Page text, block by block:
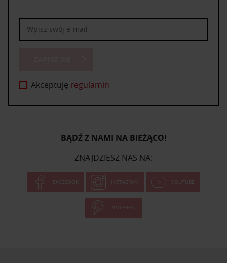
Akceptuję regulamin
BĄDŹ Z NAMI NA BIEŻĄCO!
ZNAJDZIESZ NAS NA:
FACEBOOK INSTAGRAM YOUTUBE
PINTEREST